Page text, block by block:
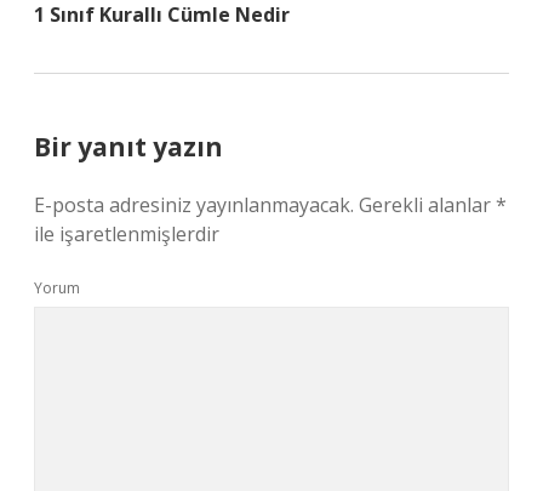
1 Sınıf Kurallı Cümle Nedir
Bir yanıt yazın
E-posta adresiniz yayınlanmayacak. Gerekli alanlar*
ile işaretlenmişlerdir
Yorum